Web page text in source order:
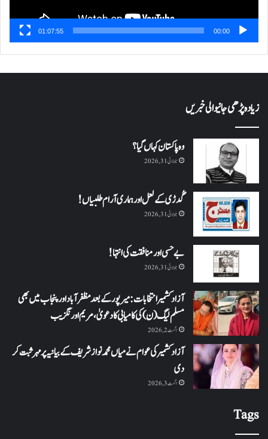
00:00
01:07:55
زیادہ پڑھی جانیوالی خبریں
وہ پاکستان کہاں گیا؟
جولائی 31, 2026
گُدڑی کے لعل اور ہماری آرام طلبیاں!
جولائی 31, 2026
بے حسی اور منافقت کی انتہا !
جولائی 31, 2026
آزاد کشمیر انتخابات: میرپور کے بعد مظفرآباد اور پنجاب میں بھی
مسلم لیگ (ن) کی کامیابی کا دعویٰ، مریم اورنگزیب
اگست 2, 2026
آزاد کشمیر کی عوام نے میاں محمد نواز شریف کے بیانیہ پر مہر ثبت کر
دی
اگست 3, 2026
Tags